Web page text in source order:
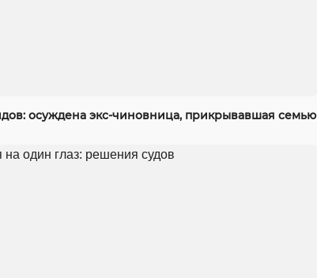
осуждена экс-чиновница, прикрывавшая семью